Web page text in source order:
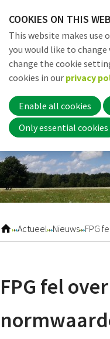
links
Jump
to
navigation
to
main
content
Actueel Nieuws FPG
FPG fel
COOKIES ON THIS
This website makes
you would like to change
change the cookie
cookies in our privacy
Enable all cookies
Only essential cookies